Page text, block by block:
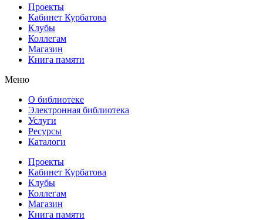
Проекты
Кабинет Курбатова
Клубы
Коллегам
Магазин
Книга памяти
Меню
О библиотеке
Электронная библиотека
Услуги
Ресурсы
Каталоги
Проекты
Кабинет Курбатова
Клубы
Коллегам
Магазин
Книга памяти